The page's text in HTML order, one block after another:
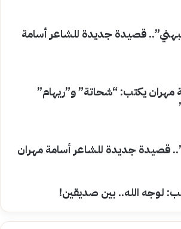
قصيدة جديدة للشاعر أسامة
مهران يكتب: “شحاتة” و”ريهام”
قصيدة جديدة للشاعر أسامة مهران
لوجه الله.. بين صديقين!